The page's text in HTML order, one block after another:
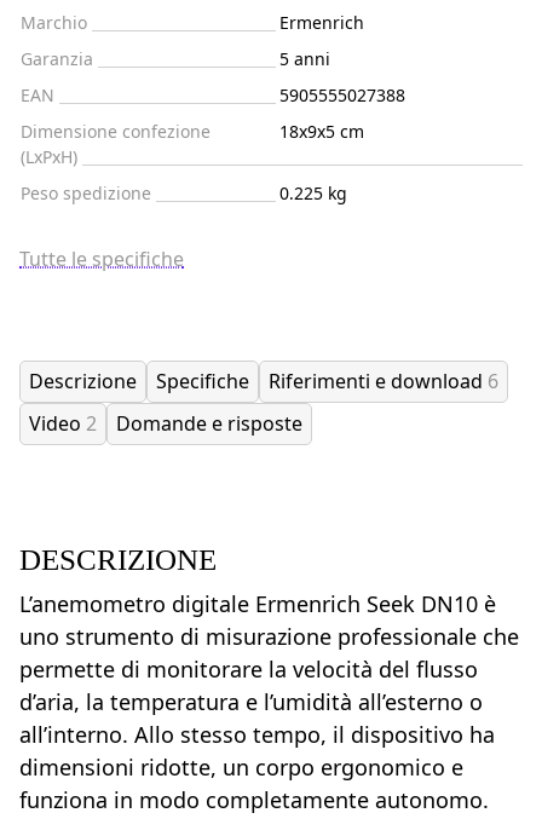
Marchio
Ermenrich
Garanzia
5 anni
EAN
5905555027388
Dimensione confezione
(LxPxH)
18x9x5 cm
Peso spedizione 0.225 kg
Tutte le specifiche
Descrizione Specifiche Riferimenti e download 6
Video 2 Domande e risposte
DESCRIZIONE
L’anemometro digitale Ermenrich Seek DN10 è
uno strumento di misurazione professionale che
permette di monitorare la velocità del flusso
d’aria, la temperatura e l’umidità all’esterno o
all’interno. Allo stesso tempo, il dispositivo ha
dimensioni ridotte, un corpo ergonomico e
funziona in modo completamente autonomo.